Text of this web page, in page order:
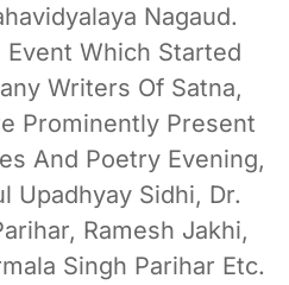
Nagaud.
Which Started
Writers Of Satna,
Prominently Present
And Poetry Evening,
Upadhyay Sidhi, Dr.
Ramesh Jakhi,
Singh Parihar Etc.